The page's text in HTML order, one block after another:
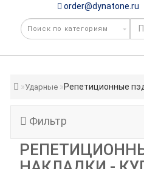
order@dynatone.ru
Ударные Репетиционные
Фильтр